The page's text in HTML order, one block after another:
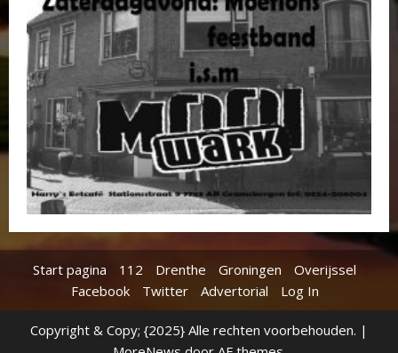
Start pagina 112 Drenthe Groningen
Overijssel
Facebook
Twitter Advertorial Log In
Copyright & Copy; {2025} Alle rechten voorbehouden. |